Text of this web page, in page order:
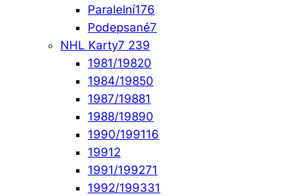
Paralelní176
Podepsané7
NHL Karty7 239
1981/19820
1984/19850
1987/19881
1988/19890
1990/199116
19912
1991/199271
1992/199331